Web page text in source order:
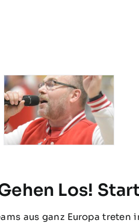
Los!
aus ganz Europa treten